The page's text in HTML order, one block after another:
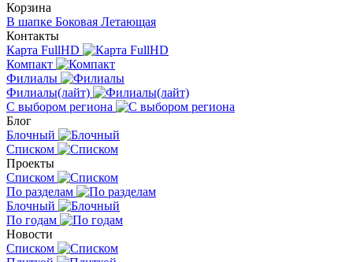
Корзина
В шапке Боковая Летающая
Контакты
Карта FullHD
Компакт
Филиалы
Филиалы(лайт)
С выбором региона
Блог
Блочный
Списком
Проекты
Списком
По разделам
Блочный
По годам
Новости
Списком